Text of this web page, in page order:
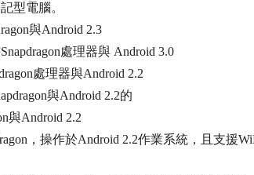
型電腦。
與Android 2.3
處理器與 Android 3.0
處理器與Android 2.2
與Android 2.2的
與Android 2.2
，操作於Android 2.2作業系統，且支援